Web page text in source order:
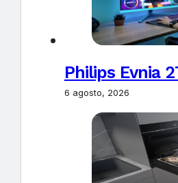
Philips Evnia
6 agosto, 2026